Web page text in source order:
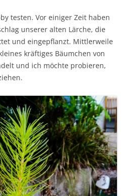
testen. Vor einiger Zeit haben
unserer alten Lärche, die
und eingepflanzt. Mittlerweile
kräftiges Bäumchen von
und ich möchte probieren,